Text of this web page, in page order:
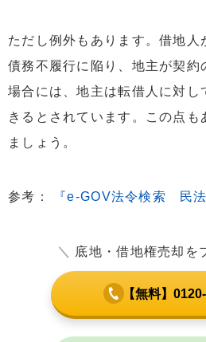
ただし例外もあります。借地人
債務不履行に陥り、地主が契約
場合には、地主は転借人に対し
きるとされています。この点も
ましょう。
参考： 『e-GOV法令検索 民法
＼ 底地・借地権売却を
【無料】